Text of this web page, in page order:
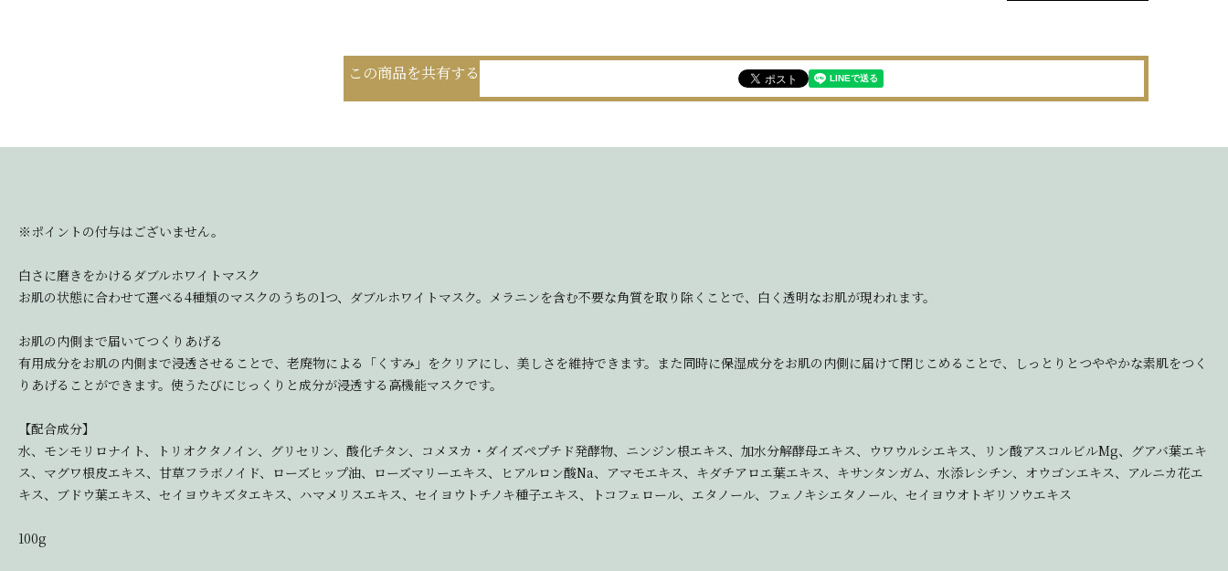
この商品を共有する
※ポイントの付与はございません。
白さに磨きをかけるダブルホワイトマスク
お肌の状態に合わせて選べる4種類のマスクのうちの1つ、ダブルホワイトマスク。メラニンを含む不要な角質を取り除くことで、白く透明なお肌が現われます。
お肌の内側まで届いてつくりあげる
有用成分をお肌の内側まで浸透させることで、老廃物による「くすみ」をクリアにし、美しさを維持できます。また同時に保湿成分をお肌の内側に届けて閉じこめることで、しっとりとつややかな素肌をつく
りあげることができます。使うたびにじっくりと成分が浸透する高機能マスクです。
【配合成分】
水、モンモリロナイト、トリオクタノイン、グリセリン、酸化チタン、コメヌカ・ダイズペプチド発酵物、ニンジン根エキス、加水分解酵母エキス、ウワウルシエキス、リン酸アスコルビルMg、グアバ葉エキ
ス、マグワ根皮エキス、甘草フラボノイド、ローズヒップ油、ローズマリーエキス、ヒアルロン酸Na、アマモエキス、キダチアロエ葉エキス、キサンタンガム、水添レシチン、オウゴンエキス、アルニカ花エ
キス、ブドウ葉エキス、セイヨウキズタエキス、ハマメリスエキス、セイヨウトチノキ種子エキス、トコフェロール、エタノール、フェノキシエタノール、セイヨウオトギリソウエキス
100g